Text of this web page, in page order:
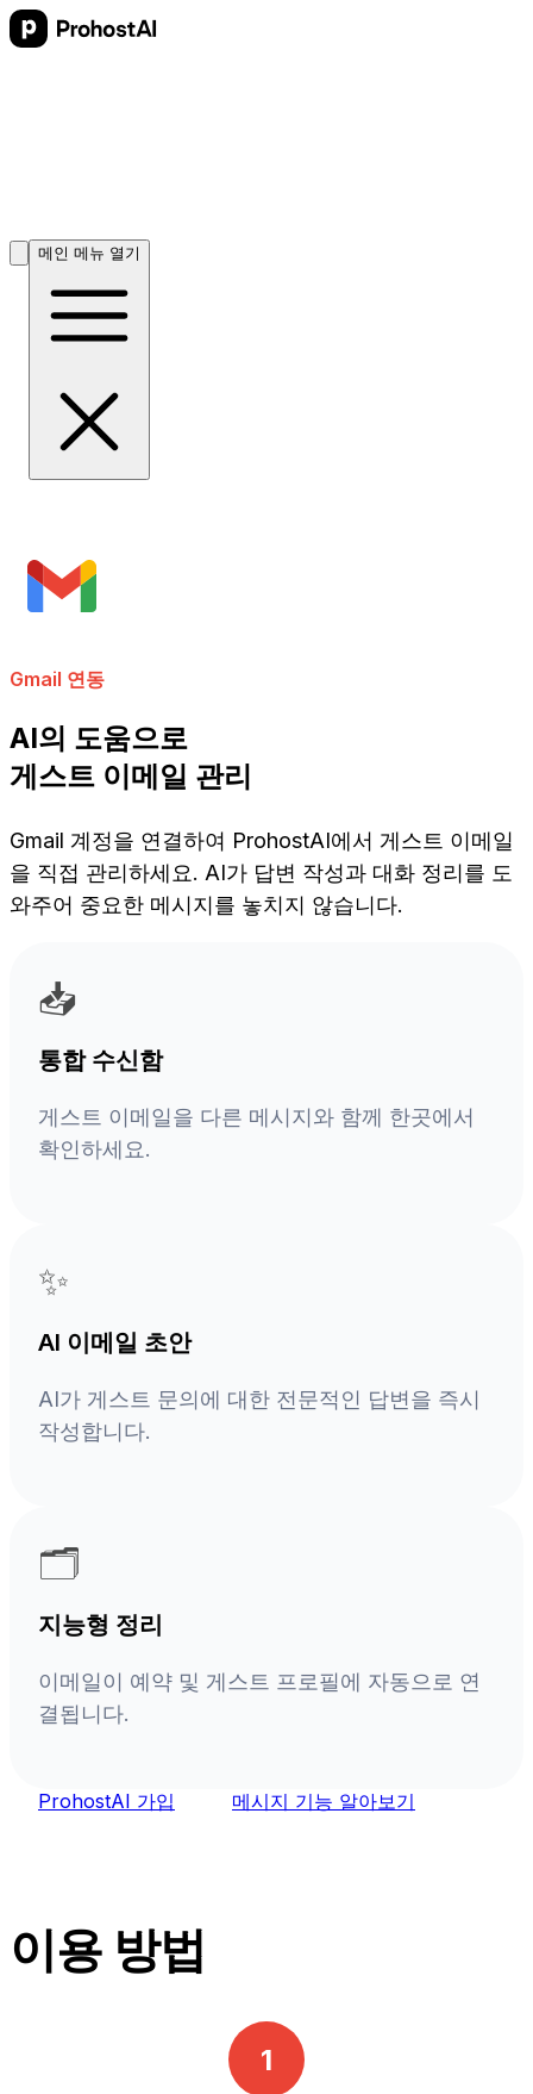
메인 메뉴 열기
Gmail 연동
AI의 도움으로
게스트 이메일 관리
Gmail 계정을 연결하여 ProhostAI에서 게스트 이메일
을 직접 관리하세요. AI가 답변 작성과 대화 정리를 도
와주어 중요한 메시지를 놓치지 않습니다.
📥
통합 수신함
게스트 이메일을 다른 메시지와 함께 한곳에서
확인하세요.
✨
AI 이메일 초안
AI가 게스트 문의에 대한 전문적인 답변을 즉시
작성합니다.
🗂️
지능형 정리
이메일이 예약 및 게스트 프로필에 자동으로 연
결됩니다.
ProhostAI 가입 메시지 기능 알아보기
이용 방법
1